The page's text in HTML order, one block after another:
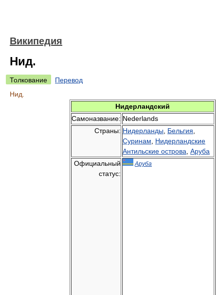
Википедия
Нид.
Толкование
Перевод
Нид.
Нидерландский
Самоназвание: Nederlands
Страны: Нидерланды Бельгия
Суринам
Нидерландские
Антильские острова Аруба
Официальный
статус:
Аруба